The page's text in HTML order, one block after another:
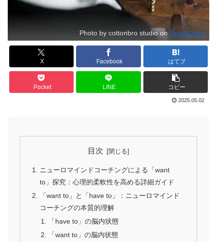
Photo by cottonbro studio on Pexels.com
X Facebook はてブ
Pocket LINE コピー
2025.05.02
目次
ニューロマインドコーチングによる「want
to」探究：心理的柔軟性を高める詳細ガイド
「want to」と「have to」：ニューロマインド
コーチングの本質的理解
「have to」の脳内状態
「want to」の脳内状態